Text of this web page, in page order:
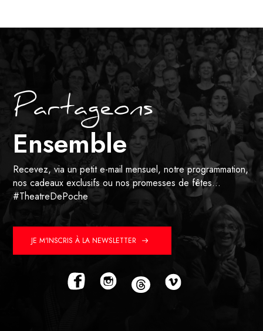
Partageons
Ensemble
Recevez, via un petit e-mail mensuel, notre programmation,
nos cadeaux exclusifs ou nos promesses de fêtes…
#TheatreDePoche
JE M'INSCRIS À LA NEWSLETTER